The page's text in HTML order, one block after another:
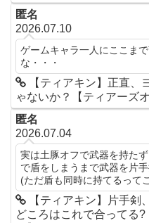
匿名
2026.07.10
ゲームキャラ一人にここま
な・・・
【ティアキン】正直、
ゃないか？【ティアーズ
匿名
2026.07.04
実は土豚オフで武器を持た
で盾をしまうまで武器を片
(ただ盾も同時に持てるって
【ティアキン】片手剣
どころはこれで合ってる